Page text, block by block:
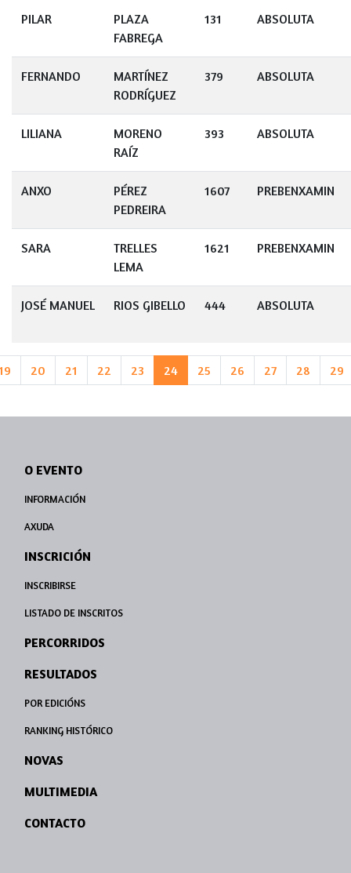
PILAR
PLAZA
FABREGA
131 ABSOLUTA
FERNANDO
MARTÍNEZ
RODRÍGUEZ
379 ABSOLUTA
LILIANA
MORENO
RAÍZ
393 ABSOLUTA
ANXO
PÉREZ
PEDREIRA
1607 PREBENXAMIN
SARA
TRELLES
LEMA
1621 PREBENXAMIN
JOSÉ MANUEL RIOS GIBELLO 444 ABSOLUTA
20 21 22 23 24 25 26 27 28 29
O EVENTO
INFORMACIÓN
AXUDA
INSCRICIÓN
INSCRIBIRSE
LISTADO DE INSCRITOS
PERCORRIDOS
RESULTADOS
POR EDICIÓNS
RANKING HISTÓRICO
NOVAS
MULTIMEDIA
CONTACTO